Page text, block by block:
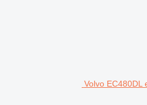
Volvo EC480DL